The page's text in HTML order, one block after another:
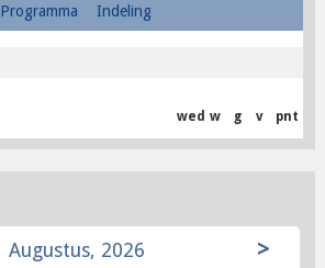
Programma Indeling
wed w g v pnt
Augustus, 2026 >